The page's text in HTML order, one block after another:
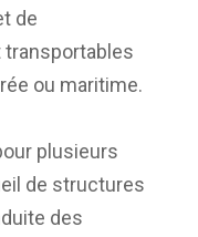
de
ou maritime.
plusieurs
de structures
des